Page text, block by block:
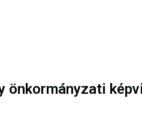
önkormányzati